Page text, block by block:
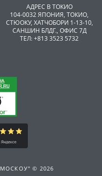
АДРЕС В ТОКИО
104-0032 ЯПОНИЯ, ТОКИО,
CТЮОКУ, ХАТЧОБОРИ 1-13-10,
САНШИН БЛДГ., ОФИС 7Д
ТЕЛ: +813 3523 5732
© 2026